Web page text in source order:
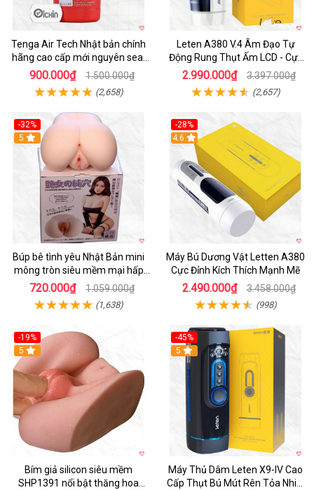
Tenga Air Tech Nhật bản chính
hãng cao cấp mới nguyên seal
giá tốt
900.000₫ 1.500.000₫
(2,658)
Leten A380 V.4 Âm Đạo Tự
Động Rung Thụt Ấm LCD - Cực
Phê
2.990.000₫ 3.397.000₫
(2,657)
-32%
Hot
5
Búp bê tình yêu Nhật Bản mini
mông tròn siêu mềm mại hấp
dẫn
720.000₫ 1.059.000₫
(1,638)
-28%
Hot
4.6
Máy Bú Dương Vật Letten A380
Cực Đỉnh Kích Thích Mạnh Mẽ
2.490.000₫ 3.458.000₫
(998)
-19%
Hot
5
Bím giả silicon siêu mềm
SHP1391 nổi bật thăng hoa
-45%
Hot
5
Máy Thủ Dâm Leten X9-IV Cao
Cấp Thụt Bú Mút Rên Tỏa Nhiệt